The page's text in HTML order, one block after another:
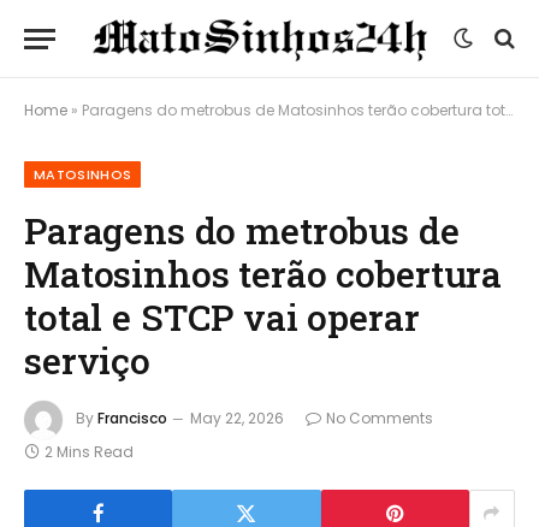
Home » Paragens do metrobus de Matosinhos terão cobertura total e STCP vai operar serviço
MATOSINHOS
Paragens do metrobus de
Matosinhos terão cobertura
total e STCP vai operar
serviço
ByFrancisco May 22, 2026
No Comments
2 Mins Read